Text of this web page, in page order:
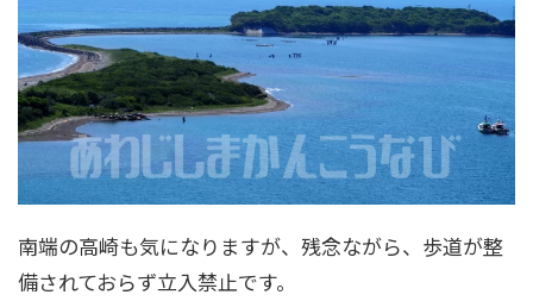
南端の高崎も気になりますが、残念ながら、歩道が整
備されておらず立入禁止です。